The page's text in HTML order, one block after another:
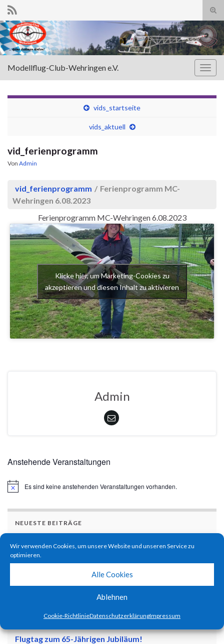
Wir verwenden Cookies, um unsere Website und unseren Service zu
optimieren.
Alle Cookies
Ablehnen
Cookie-RichtlinieDatenschutzerklärungImpressum
Search for:
Modellflug-Club-Wehringen e.V.
vids_startseite
vids_aktuell
vid_ferienprogramm
Von Admin
vid_ferienprogramm / Ferienprogramm MC-
Wehringen 6.08.2023
Ferienprogramm MC-Wehringen 6.08.2023
Klicke hier, um Marketing-Cookies zu
akzeptieren und diesen Inhalt zu aktivieren
Admin
Anstehende Veranstaltungen
HinweisEs sind keine anstehenden Veranstaltungen vorhanden.
NEUESTE BEITRÄGE
Ferienprogramm 2025 – Die Jugend dreht auf! :)
20. SEPTEMBER 2025
11. JULI 2025
1. SEPTEMBER 2024
Flugtag zum 65-Jährigen Jubiläum!